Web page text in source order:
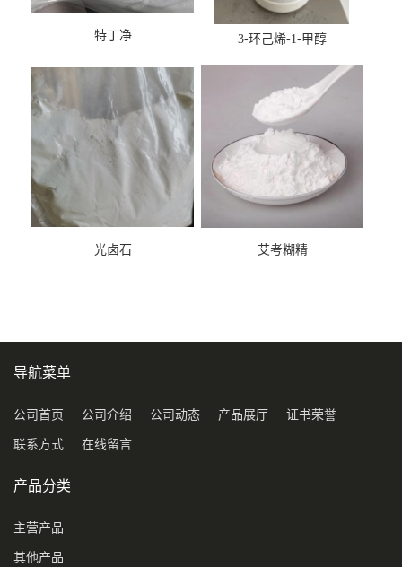
特丁净 3-环己烯-1-甲醇
光卤石 艾考糊精
导航菜单
公司首页 公司介绍 公司动态 产品展厅 证书荣誉
联系方式 在线留言
产品分类
主营产品
其他产品